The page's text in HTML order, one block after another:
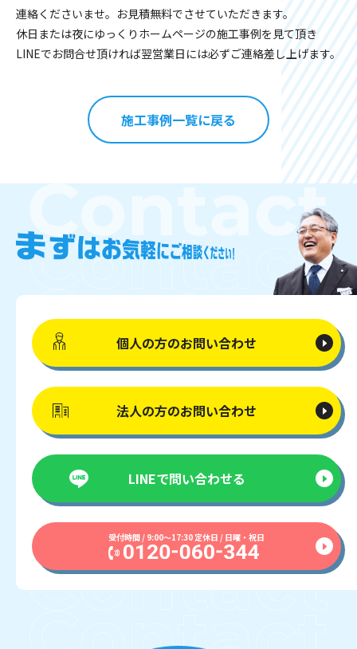
連絡くださいませ。お見積無料でさせていただきます。
休日または夜にゆっくりホームページの施工事例を見て頂き
LINEでお問合せ頂ければ翌営業日には必ずご連絡差し上げます。
施工事例一覧に戻る
個人の方のお問い合わせ
法人の方のお問い合わせ
LINEで問い合わせる
受付時間 / 9:00〜17:30 定休日 / 日曜・祝日